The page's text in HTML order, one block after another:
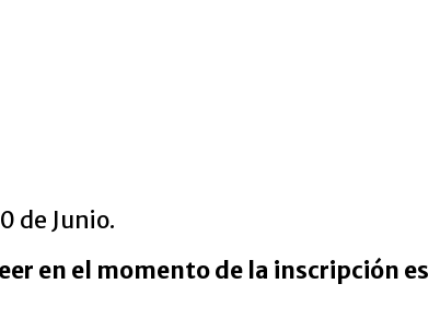
de Junio.
en el momento de la inscripción es